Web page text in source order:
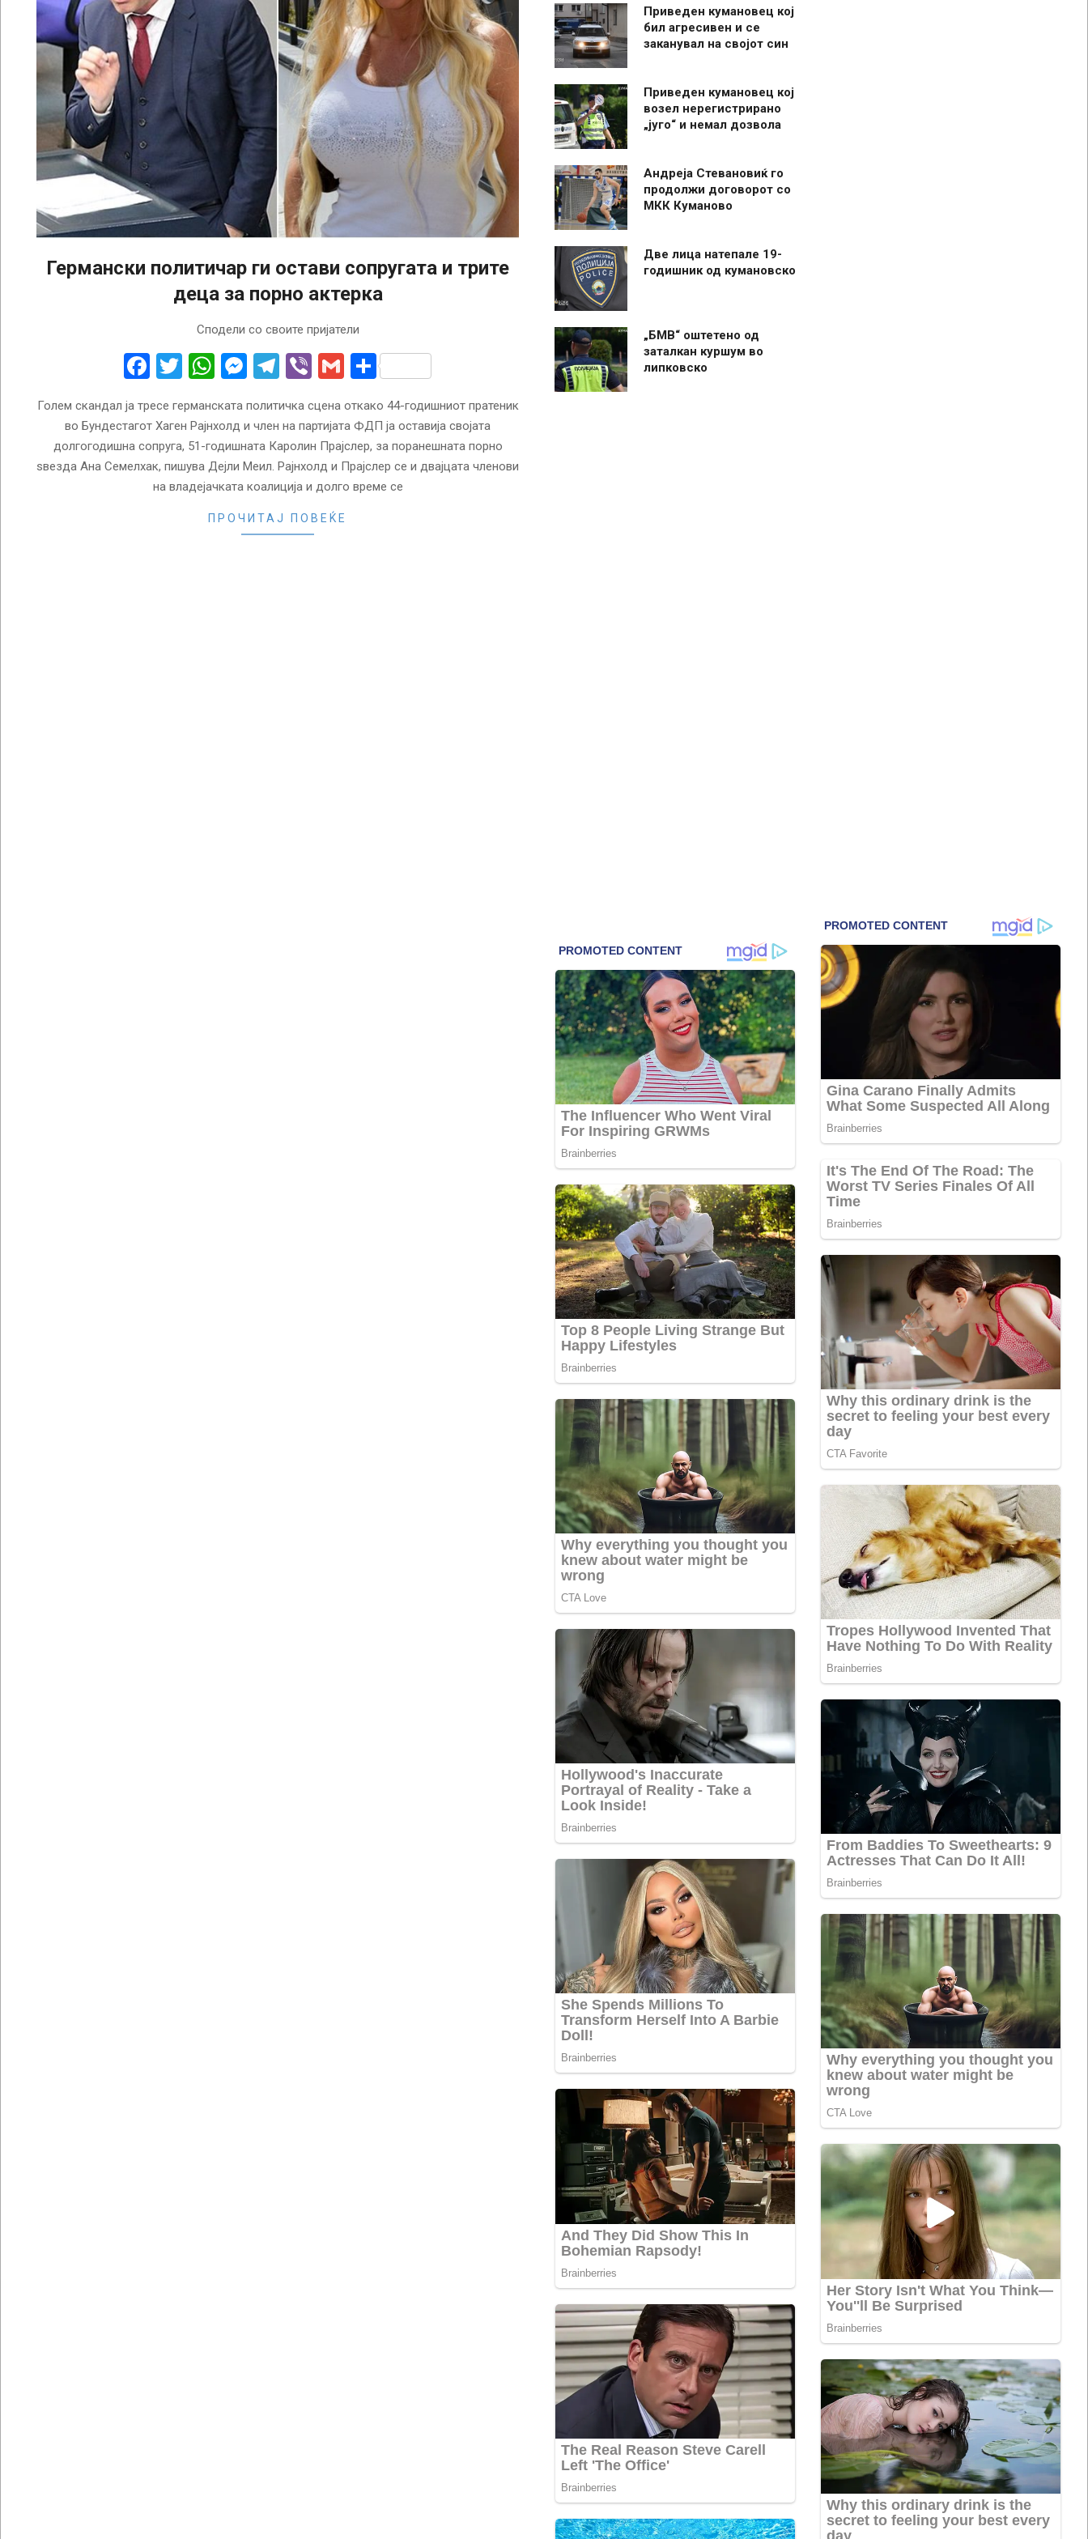
Германски политичар ги остави сопругата и трите
деца за порно актерка
Сподели со своите пријатели
Facebook
Twitter
WhatsApp
Messenger
Telegram
ViberGmailShare
Голем скандал ја тресе германската политичка сцена откако 44-годишниот пратеник
во Бундестагот Хаген Рајнхолд и член на партијата ФДП ја оставија својата
долгогодишна сопруга, 51-годишната Каролин Прајслер, за поранешната порно
ѕвезда Ана Семелхак, пишува Дејли Меил. Рајнхолд и Прајслер се и двајцата членови
на владејачката коалиција и долго време се
ПРОЧИТАЈ ПОВЕЌЕ
Приведен кумановец кој
бил агресивен и се
заканувал на својот син
Приведен кумановец кој
возел нерегистрирано
„југо“ и немал дозвола
Андреја Стевановиќ го
продолжи договорот со
МКК Куманово
Две лица натепале 19-
годишник од кумановско
„БМВ“ оштетено од
заталкан куршум во
липковско